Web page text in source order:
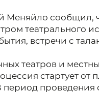
Меняйло сообщил,
театрального
встречи с
театров и
стартует
проведения